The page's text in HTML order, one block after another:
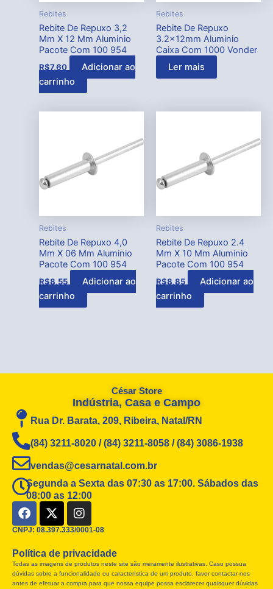
Rebites
Rebite De Repuxo 3,2
Mm X 12 Mm Aluminio
Pacote Com 100 954
R$7,60
Adicionar ao
carrinho
Rebites
Rebite De Repuxo
3.2x12mm Aluminio
Caixa Com 1000 Vonder
Ler mais
Rebites
Rebite De Repuxo 4,0
Mm X 06 Mm Aluminio
Pacote Com 100 954
R$8,55
Adicionar ao
carrinho
Rebites
Rebite De Repuxo 2.4
Mm X 10 Mm Aluminio
Pacote Com 100 954
R$8,85
Adicionar ao
carrinho
César Store
Indústria, Casa e Campo
Rua Dr. Barata, 209, Ribeira, Natal/RN
(84) 3211-8020 / (84) 3211-8058 / (84) 3086-1938
vendas@cesarnatal.com.br
Segunda a Sexta das 07:30 as 17:00. Sábados das
08:00 as 12:00
F
a
c
b
o
o
X
-
t
i
t
t
I
n
s
a
g
r
CNPJ: 08.397.333/0001-08
Política de privacidade
Todas as imagens de produtos neste site são meramente ilustrativas. Caso possua
dúvidas sobre a funcionalidade ou característica de um produto, favor contactar-nos
antes de efetuar a compra para que nossa equipe possa esclarecer quaisquer dúvidas